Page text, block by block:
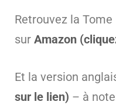
Retrouvez la
sur Amazon
Et la version
sur le lien) – à